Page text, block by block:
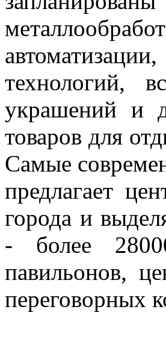
технологий,
украшений и
товаров для
Самые
предлагает
города и
- более
павильонов,
переговорных